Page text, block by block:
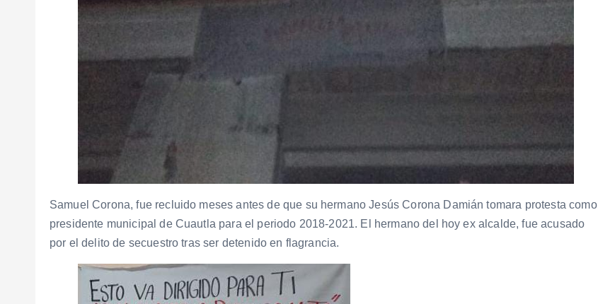
Samuel Corona, fue recluido meses antes de que su hermano Jesús Corona Damián tomara protesta como
presidente municipal de Cuautla para el periodo 2018-2021. El hermano del hoy ex alcalde, fue acusado
por el delito de secuestro tras ser detenido en flagrancia.